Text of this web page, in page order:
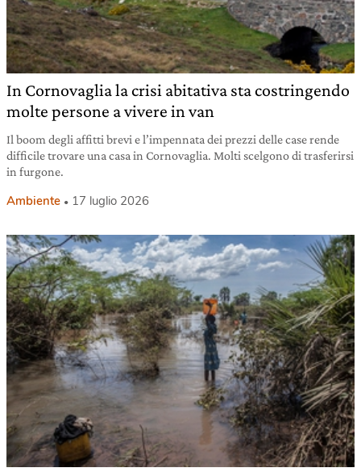
In Cornovaglia la crisi abitativa sta costringendo
molte persone a vivere in van
Il boom degli affitti brevi e l’impennata dei prezzi delle case rende
difficile trovare una casa in Cornovaglia. Molti scelgono di trasferirsi
in furgone.
Ambiente 17 luglio 2026